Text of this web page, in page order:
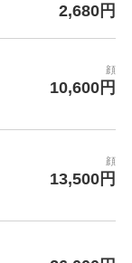
2,680円
顔
10,600円
顔
13,500円